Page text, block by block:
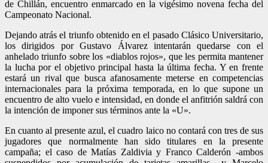
de Chillán, encuentro enmarcado en la vigésimo novena fecha del
Campeonato Nacional.
Dejando atrás el triunfo obtenido en el pasado Clásico Universitario,
los dirigidos por Gustavo Álvarez intentarán quedarse con el
anhelado triunfo sobre los «diablos rojos», que les permita mantener
la lucha por el objetivo principal hasta la última fecha. Y en frente
estará un rival que busca afanosamente meterse en competencias
internacionales para la próxima temporada, en lo que supone un
encuentro de alto vuelo e intensidad, en donde el anfitrión saldrá con
la intención de imponer sus términos ante la «U».
En cuanto al presente azul, el cuadro laico no contará con tres de sus
jugadores que normalmente han sido titulares en la presente
campaña; el caso de Matías Zaldivia y Franco Calderón -ambos